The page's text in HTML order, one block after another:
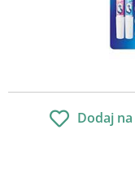
Dodaj